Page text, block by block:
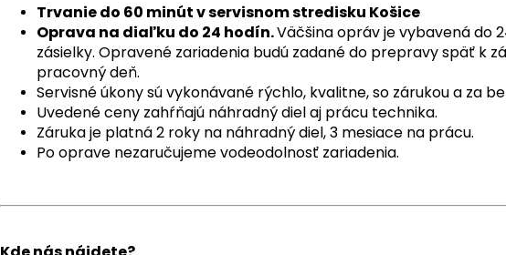
Trvanie do 60 minút v servisnom stredisku Košice
Oprava na diaľku do 24 hodín.Väčšina opráv je vybavená do
zásielky. Opravené zariadenia budú zadané do prepravy späť k
pracovný deň.
Servisné úkony sú vykonávané rýchlo, kvalitne, so zárukou a za
Uvedené ceny zahŕňajú náhradný diel aj prácu technika.
Záruka je platná 2 roky na náhradný diel, 3 mesiace na prácu.
Po oprave nezaručujeme vodeodolnosť zariadenia.